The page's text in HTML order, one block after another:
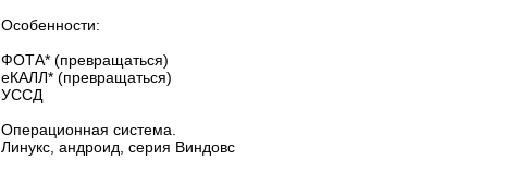
Особенности:
ФОТА* (превращаться)
еКАЛЛ* (превращаться)
УССД
Операционная система.
Линукс, андроид, серия Виндовс